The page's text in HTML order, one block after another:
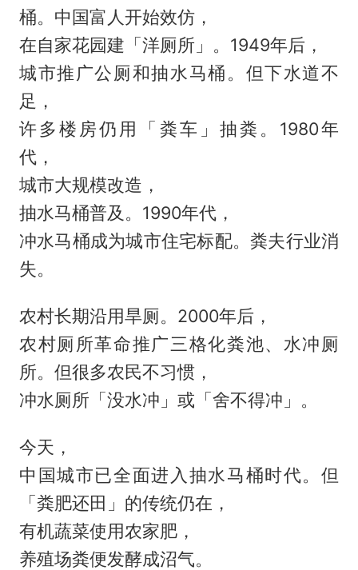
桶。中国富人开始效仿，
在自家花园建「洋厕所」。1949年后，
城市推广公厕和抽水马桶。但下水道不
足，
许多楼房仍用「粪车」抽粪。1980年
代，
城市大规模改造，
抽水马桶普及。1990年代，
冲水马桶成为城市住宅标配。粪夫行业消
失。
农村长期沿用旱厕。2000年后，
农村厕所革命推广三格化粪池、水冲厕
所。但很多农民不习惯，
冲水厕所「没水冲」或「舍不得冲」。
今天，
中国城市已全面进入抽水马桶时代。但
「粪肥还田」的传统仍在，
有机蔬菜使用农家肥，
养殖场粪便发酵成沼气。